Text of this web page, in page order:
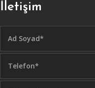
İletişim